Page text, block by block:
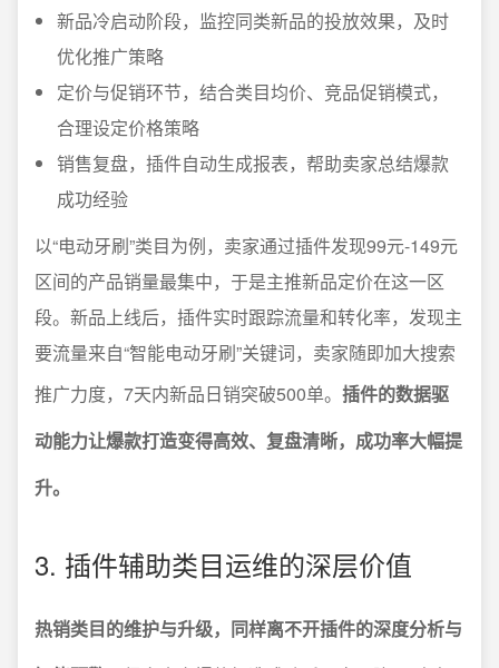
新品冷启动阶段，监控同类新品的投放效果，及时
优化推广策略
定价与促销环节，结合类目均价、竞品促销模式，
合理设定价格策略
销售复盘，插件自动生成报表，帮助卖家总结爆款
成功经验
以“电动牙刷”类目为例，卖家通过插件发现99元-149元
区间的产品销量最集中，于是主推新品定价在这一区
段。新品上线后，插件实时跟踪流量和转化率，发现主
要流量来自“智能电动牙刷”关键词，卖家随即加大搜索
推广力度，7天内新品日销突破500单。 插件的数据驱
动能力让爆款打造变得高效、复盘清晰，成功率大幅提
升。
3. 插件辅助类目运维的深层价值
热销类目的维护与升级，同样离不开插件的深度分析与